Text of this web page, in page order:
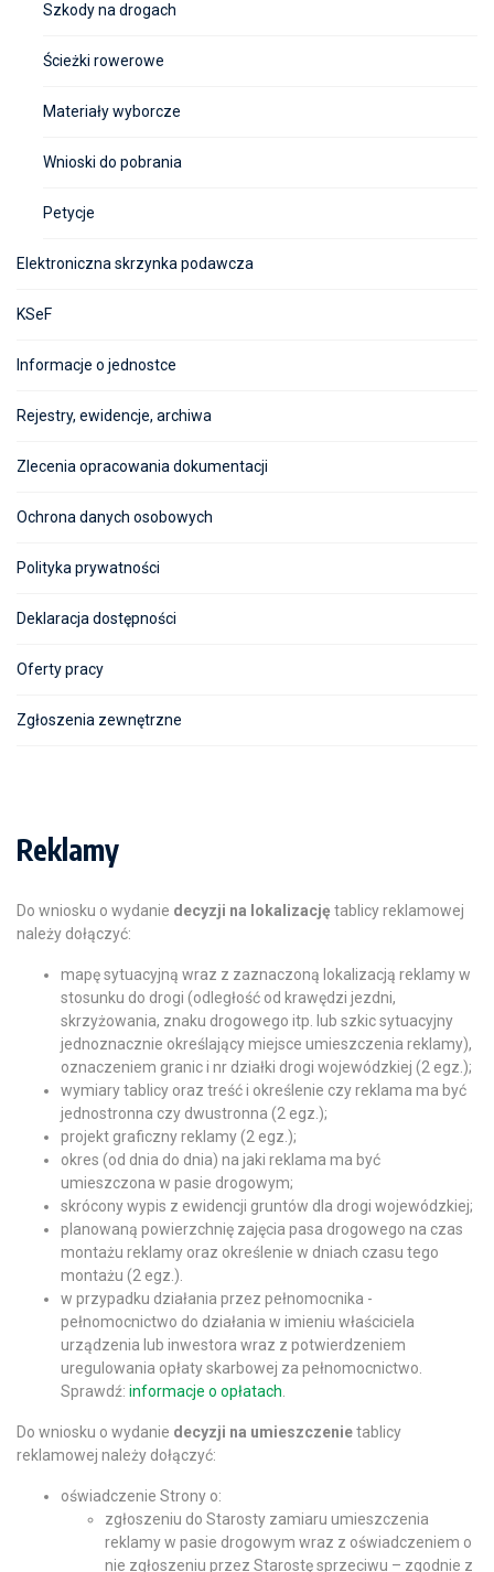
Szkody na drogach
Ścieżki rowerowe
Materiały wyborcze
Wnioski do pobrania
Petycje
Elektroniczna skrzynka podawcza
KSeF
Informacje o jednostce
Rejestry, ewidencje, archiwa
Zlecenia opracowania dokumentacji
Ochrona danych osobowych
Polityka prywatności
Deklaracja dostępności
Oferty pracy
Zgłoszenia zewnętrzne
Reklamy
Do wniosku o wydanie decyzji na lokalizację tablicy reklamowej
należy dołączyć:
mapę sytuacyjną wraz z zaznaczoną lokalizacją reklamy w
stosunku do drogi (odległość od krawędzi jezdni,
skrzyżowania, znaku drogowego itp. lub szkic sytuacyjny
jednoznacznie określający miejsce umieszczenia reklamy),
oznaczeniem granic i nr działki drogi wojewódzkiej (2 egz.);
wymiary tablicy oraz treść i określenie czy reklama ma być
jednostronna czy dwustronna (2 egz.);
projekt graficzny reklamy (2 egz.);
okres (od dnia do dnia) na jaki reklama ma być
umieszczona w pasie drogowym;
skrócony wypis z ewidencji gruntów dla drogi wojewódzkiej;
planowaną powierzchnię zajęcia pasa drogowego na czas
montażu reklamy oraz określenie w dniach czasu tego
montażu (2 egz.).
w przypadku działania przez pełnomocnika -
pełnomocnictwo do działania w imieniu właściciela
urządzenia lub inwestora wraz z potwierdzeniem
uregulowania opłaty skarbowej za pełnomocnictwo.
Sprawdź: informacje o opłatach
Do wniosku o wydanie decyzji na umieszczenietablicy
reklamowej należy dołączyć:
oświadczenie Strony o:
zgłoszeniu do Starosty zamiaru umieszczenia
reklamy w pasie drogowym wraz z oświadczeniem o
nie zgłoszeniu przez Starostę sprzeciwu – zgodnie z